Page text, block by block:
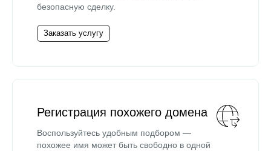
безопасную сделку.
Заказать услугу
Регистрация похожего домена
Воспользуйтесь удобным подбором —
похожее имя может быть свободно в одной